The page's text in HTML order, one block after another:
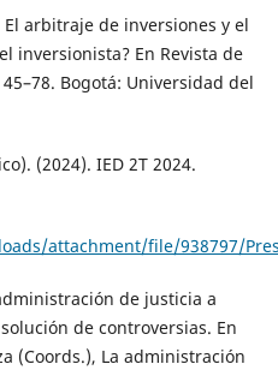
arbitraje de inversiones y el
inversionista? En Revista de
Bogotá: Universidad del
(2024). IED 2T 2024.
attachment/file/938797/
de justicia a
de controversias. En
(Coords.), La administración